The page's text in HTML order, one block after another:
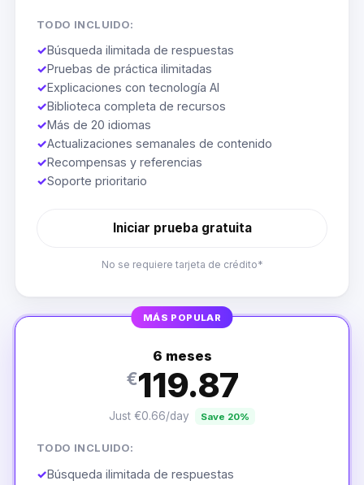
TODO INCLUIDO:
✓Búsqueda ilimitada de respuestas
✓Pruebas de práctica ilimitadas
✓Explicaciones con tecnología AI
✓Biblioteca completa de recursos
✓Más de 20 idiomas
✓Actualizaciones semanales de contenido
✓Recompensas y referencias
✓Soporte prioritario
Iniciar prueba gratuita
No se requiere tarjeta de crédito*
MÁS POPULAR
6 meses
€119.87
Just €0.66/day Save 20%
TODO INCLUIDO:
✓Búsqueda ilimitada de respuestas